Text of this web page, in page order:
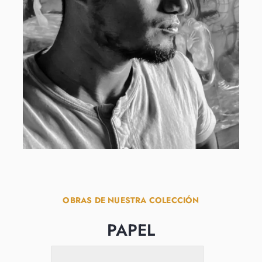
OBRAS DE NUESTRA COLECCIÓN
PAPEL